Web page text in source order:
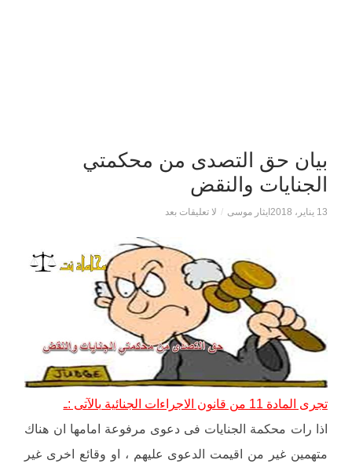
بيان حق التصدى من محكمتي
الجنايات والنقض
13 يناير، 2018 ايثار موسى / لا تعليقات بعد
تجرى المادة 11 من قانون الاجراءات الجنائية بالآتى :ـ
اذا رات محكمة الجنايات فى دعوى مرفوعة امامها ان هناك
متهمين غير من اقيمت الدعوى عليهم ، او وقائع اخرى غير